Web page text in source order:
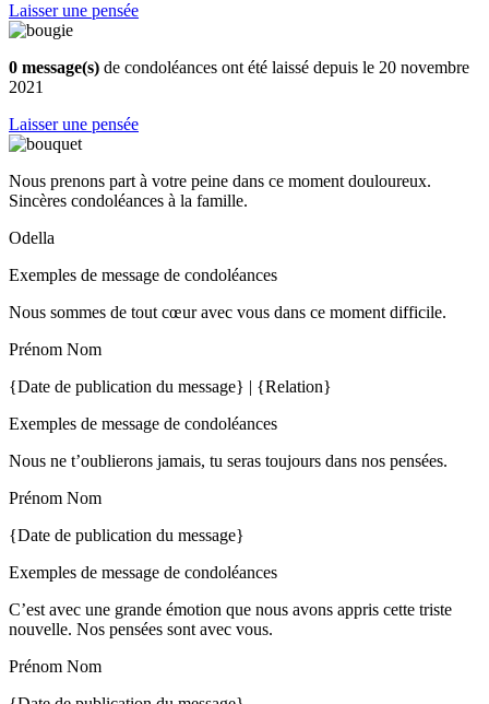
Laisser une pensée
0 message(s) de condoléances ont été laissé depuis le 20 novembre
2021
Laisser une pensée
Nous prenons part à votre peine dans ce moment douloureux.
Sincères condoléances à la famille.
Odella
Exemples de message de condoléances
Nous sommes de tout cœur avec vous dans ce moment difficile.
Prénom Nom
{Date de publication du message} | {Relation}
Exemples de message de condoléances
Nous ne t’oublierons jamais, tu seras toujours dans nos pensées.
Prénom Nom
{Date de publication du message}
Exemples de message de condoléances
C’est avec une grande émotion que nous avons appris cette triste
nouvelle. Nos pensées sont avec vous.
Prénom Nom